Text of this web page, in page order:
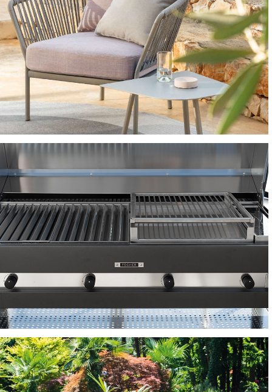
SEDIE E POLTRONCINE
BARBECUE